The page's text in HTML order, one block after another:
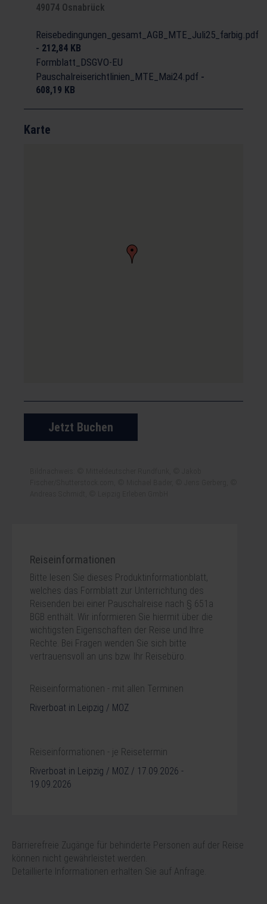
49074 Osnabrück
Reisebedingungen_gesamt_AGB_MTE_Juli25_farbig.pdf
- 212,84 KB
Formblatt_DSGVO-EU
Pauschalreiserichtlinien_MTE_Mai24.pdf -
608,19 KB
Karte
Jetzt Buchen
Reiseinformationen
Bitte lesen Sie dieses Produktinformationblatt,
welches das Formblatt zur Unterrichtung des
Reisenden bei einer Pauschalreise nach § 651a
BGB enthält. Wir informieren Sie hiermit über die
wichtigsten Eigenschaften der Reise und Ihre
Rechte. Bei Fragen wenden Sie sich bitte
vertrauensvoll an uns bzw. Ihr Reisebüro.
Reiseinformationen - mit allen Terminen
Riverboat in Leipzig / MOZ
Reiseinformationen - je Reisetermin
Riverboat in Leipzig / MOZ / 17.09.2026 -
19.09.2026
Barrierefreie Zugänge für behinderte Personen auf der Reise
können nicht gewährleistet werden.
Detaillierte Informationen erhalten Sie auf Anfrage.